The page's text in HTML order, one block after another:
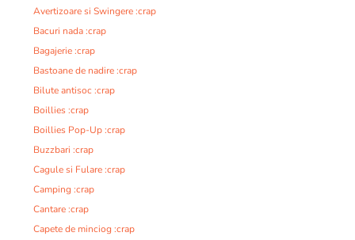
Avertizoare si Swingere :crap
Bacuri nada :crap
Bagajerie :crap
Bastoane de nadire :crap
Bilute antisoc :crap
Boillies :crap
Boillies Pop-Up :crap
Buzzbari :crap
Cagule si Fulare :crap
Camping :crap
Cantare :crap
Capete de minciog :crap